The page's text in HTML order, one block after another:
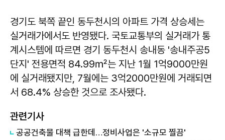
경기도 북쪽 끝인 동두천시의 아파트 가격 상승세는
실거래가에서도 반영됐다. 국토교통부의 실거래가 통
계시스템에 따르면 경기 동두천시 송내동 '송내주공5
단지' 전용면적 84.99㎡는 지난 1월 1억9000만원
에 실거래됐지만, 7월에는 3억2000만원에 거래되면
서 68.4% 상승한 것으로 조사됐다.
관련기사
공공건축물 대책 급한데…정비사업은 '소규모 찔끔'